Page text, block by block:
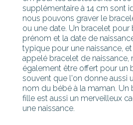
supplémentaire à 14 cm sont
nous pouvons graver le
ou une date. Un bracelet pour
prénom et la date de
typique pour une naissance,
appelé bracelet de naissance,
également être offert pour un
souvent que l'on donne aussi
nom du bébé à la maman. Un
fille est aussi un merveilleux
une naissance.